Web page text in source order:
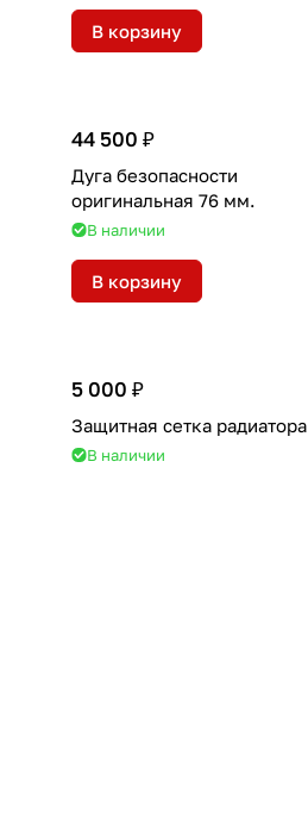
В корзину
44 500 ₽
Дуга безопасности
оригинальная 76 мм.
В наличии
В корзину
5 000 ₽
Защитная сетка радиатора
В наличии